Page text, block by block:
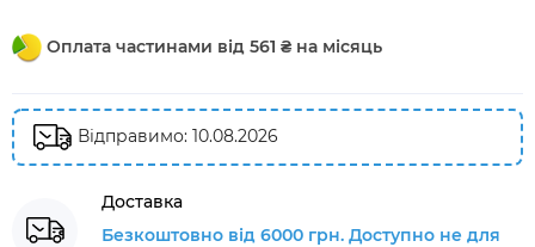
Оплата частинами від 561 ₴ на місяць
Відправимо: 10.08.2026
Доставка
Безкоштовно від 6000 грн. Доступно не для